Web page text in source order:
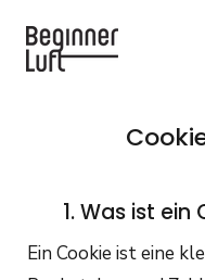
1. Was ist ein
Ein Cookie ist eine